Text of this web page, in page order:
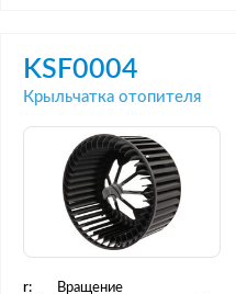
KSF0004
Крыльчатка отопителя
r: Вращение